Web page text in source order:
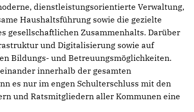
dienstleistungsorientierte Verwaltung,
Haushaltsführung sowie die gezielte
gesellschaftlichen Zusammenhalts. Darüber
und Digitalisierung sowie auf
Bildungs- und Betreuungsmöglichkeiten.
innerhalb der gesamten
es nur im engen Schulterschluss mit den
und Ratsmitgliedern aller Kommunen eine